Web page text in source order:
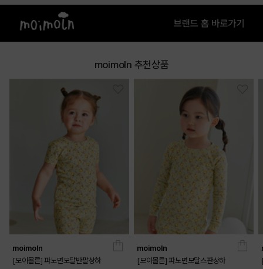
PRODUCT VIEW
moimoln 추천상품
moimoln
[모이몰른] 파노면모달반팔상하
moimoln
[모이몰른] 파노면모달스판상하